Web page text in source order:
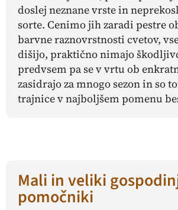
doslej neznane vrste in
sorte. Cenimo jih zaradi pestre
barvne raznovrstnosti cvetov,
dišijo, praktično nimajo
predvsem pa se v vrtu ob
zasidrajo za mnogo sezon in so
trajnice v najboljšem pomenu
Mali in veliki
pomočniki